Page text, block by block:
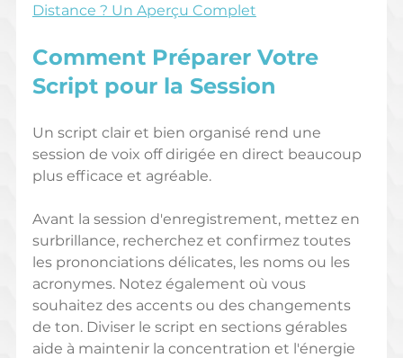
Distance ? Un Aperçu Complet
Comment Préparer Votre
Script pour la Session
Un script clair et bien organisé rend une
session de voix off dirigée en direct beaucoup
plus efficace et agréable.
Avant la session d'enregistrement, mettez en
surbrillance, recherchez et confirmez toutes
les prononciations délicates, les noms ou les
acronymes. Notez également où vous
souhaitez des accents ou des changements
de ton. Diviser le script en sections gérables
aide à maintenir la concentration et l'énergie